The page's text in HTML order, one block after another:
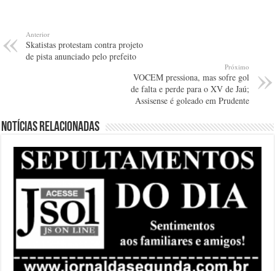
Anterior
Skatistas protestam contra projeto
de pista anunciado pelo prefeito
Próximo
VOCEM pressiona, mas sofre gol
de falta e perde para o XV de Jaú;
Assisense é goleado em Prudente
Notícias relacionadas